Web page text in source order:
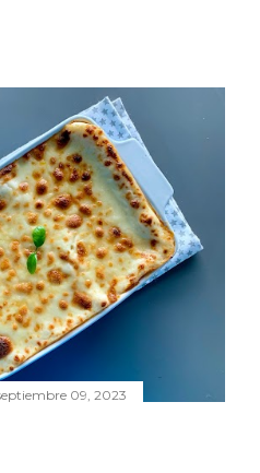
09, 2023